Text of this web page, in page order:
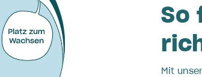
So
Mit